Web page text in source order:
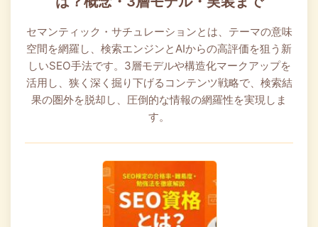
セマンティック・サチュレーションとは、テーマの意味
空間を網羅し、検索エンジンとAIからの高評価を狙う新
しいSEO手法です。3層モデルや構造化マークアップを
活用し、狭く深く掘り下げるコンテンツ戦略で、検索結
果の圏外を脱却し、圧倒的な情報の網羅性を実現しま
す。